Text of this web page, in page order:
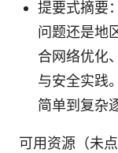
提要式摘要
问题还是地
合网络优化
与安全实践
简单到复杂
可用资源（未